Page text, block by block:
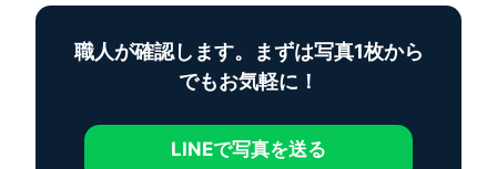
職人が確認します。まずは写真1枚から
でもお気軽に！
LINEで写真を送る